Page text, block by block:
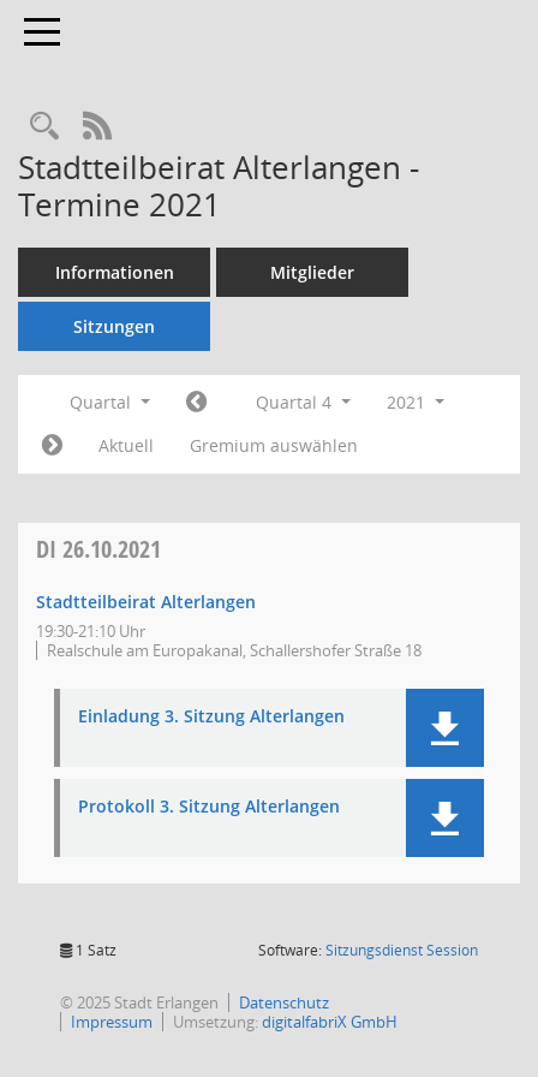
Toggle navigation
Rechercheauswahl
RSS-Feed
Stadtteilbeirat Alterlangen -
Termine 2021
Informationen Mitglieder
Sitzungen
Quartal Quartal 4
2021
Aktuell
Gremium auswählen
DI 26.10.2021
Stadtteilbeirat Alterlangen
19:30-21:10 Uhr
Realschule am Europakanal, Schallershofer Straße 18
Einladung 3. Sitzung Alterlangen
Protokoll 3. Sitzung Alterlangen
1 Satz Software:SitzungsdienstSession(Wird in
© 2025 Stadt Erlangen
Datenschutz
Impressum
Umsetzung:digitalfabriX GmbH